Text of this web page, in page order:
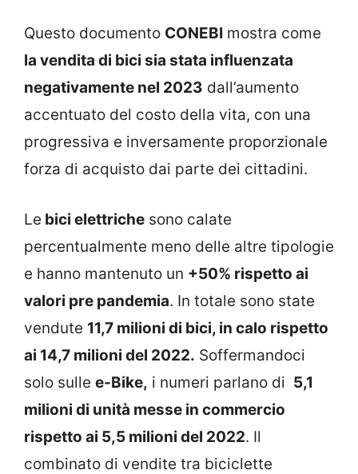
Questo documento CONEBI mostra come
la vendita di bici sia stata influenzata
negativamente nel 2023 dall’aumento
accentuato del costo della vita, con una
progressiva e inversamente proporzionale
forza di acquisto dai parte dei cittadini.
Le bici elettriche sono calate
percentualmente meno delle altre tipologie
e hanno mantenuto un +50% rispetto ai
valori pre pandemia. In totale sono state
vendute 11,7 milioni di bici, in calo rispetto
ai 14,7 milioni del 2022. Soffermandoci
solo sulle e-Bike, i numeri parlano di 5,1
milioni di unità messe in commercio
rispetto ai 5,5 milioni del 2022. Il
combinato di vendite tra biciclette